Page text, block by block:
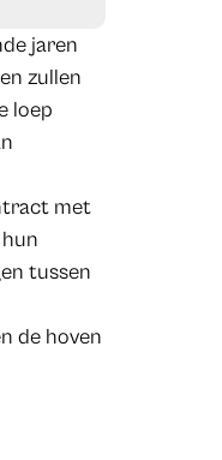
jaren
zullen
loep
met
tussen
de hoven